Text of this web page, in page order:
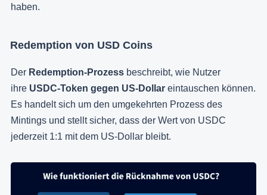
haben.
Redemption von USD Coins
Der Redemption-Prozess beschreibt, wie Nutzer
ihre USDC-Token gegen US-Dollar eintauschen können.
Es handelt sich um den umgekehrten Prozess des
Mintings und stellt sicher, dass der Wert von USDC
jederzeit 1:1 mit dem US-Dollar bleibt.